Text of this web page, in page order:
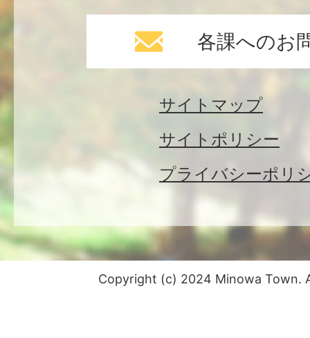
各課へのお
サイトマップ
サイトポリシー
プライバシーポリ
Copyright (c) 2024 Minowa Town.